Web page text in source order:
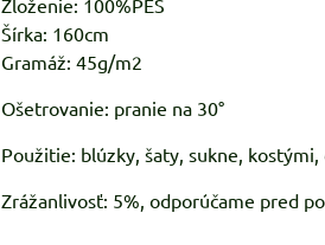
Zloženie: 100%PES
Šírka: 160cm
Gramáž: 45g/m2
Ošetrovanie: pranie na 30°
Použitie: blúzky, šaty, sukne,
Zrážanlivosť: 5%, odporúčame pred